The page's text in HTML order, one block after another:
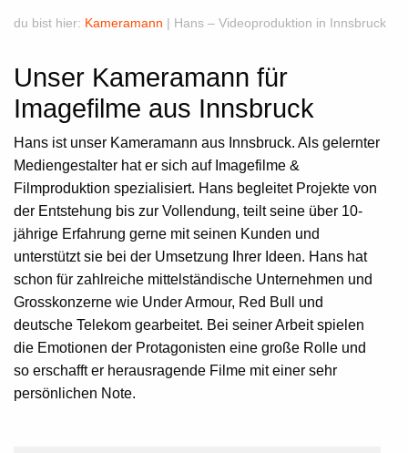
1x
Chapters
Chapters
Descriptions
descriptions off, selected
Subtitles
subtitles settings , opens subtitles
settings dialog
subtitles off
, selected
Audio Track
Fullscreen
This is a modal window.
du bist hier: Kameramann | Hans – Videoproduktion in Innsbruck
Unser Kameramann für
Imagefilme aus Innsbruck
Hans ist unser Kameramann aus Innsbruck. Als gelernter
Mediengestalter hat er sich auf Imagefilme &
Filmproduktion spezialisiert. Hans begleitet Projekte von
der Entstehung bis zur Vollendung, teilt seine über 10-
jährige Erfahrung gerne mit seinen Kunden und
unterstützt sie bei der Umsetzung Ihrer Ideen. Hans hat
schon für zahlreiche mittelständische Unternehmen und
Grosskonzerne wie Under Armour, Red Bull und
deutsche Telekom gearbeitet. Bei seiner Arbeit spielen
die Emotionen der Protagonisten eine große Rolle und
so erschafft er herausragende Filme mit einer sehr
persönlichen Note.